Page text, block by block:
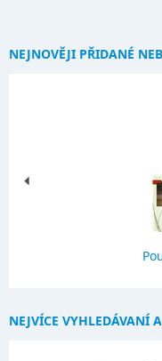
NEJNOVĚJI PŘIDANÉ
NEJVÍCE VYHLEDÁVANÍ